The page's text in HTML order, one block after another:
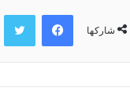
شاركها
فيسبوك